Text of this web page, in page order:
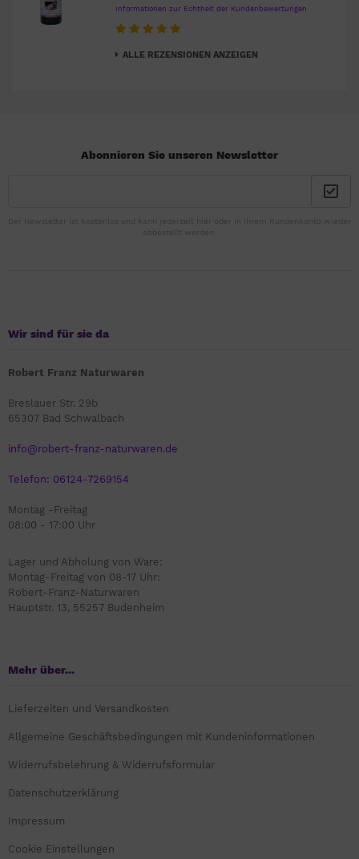
Informationen zur Echtheit der Kundenbewertungen
ALLE REZENSIONEN ANZEIGEN
Abonnieren Sie unseren Newsletter
Der Newsletter ist kostenlos und kann jederzeit hier oder in Ihrem Kundenkonto wieder
abbestellt werden.
Wir sind für sie da
Robert Franz Naturwaren
Breslauer Str. 29b
65307 Bad Schwalbach
info@robert-franz-naturwaren.de
Telefon: 06124-7269154
Montag -Freitag
08:00 - 17:00 Uhr
Lager und Abholung von Ware:
Montag-Freitag von 08-17 Uhr:
Robert-Franz-Naturwaren
Hauptstr. 13, 55257 Budenheim
Mehr über...
Lieferzeiten und Versandkosten
Allgemeine Geschäftsbedingungen mit Kundeninformationen
Widerrufsbelehrung & Widerrufsformular
Datenschutzerklärung
Impressum
Cookie Einstellungen